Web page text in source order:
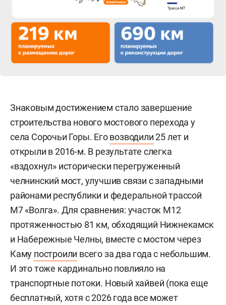
Знаковым достижением стало завершение
строительства нового мостового перехода у
села Сорочьи Горы. Еговозводили25 лет и
открыли в 2016-м. В результате слегка
«вздохнул» исторически перегруженный
челнинский мост, улучшив связи с западными
районами республики и федеральной трассой
М7 «Волга». Для сравнения: участок М12
протяженностью 81 км, обходящий Нижнекамск
и Набережные Челны, вместе с мостом через
Каму построили всего за два года с небольшим.
И это тоже кардинально повлияло на
транспортные потоки. Новый хайвей (пока еще
бесплатный, хотя с 2026 года все может